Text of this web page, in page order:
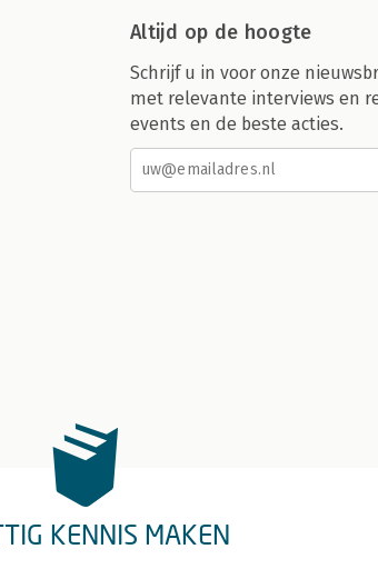
Altijd op de hoogte
Schrijf u in voor onze
met relevante interviews en
events en de beste acties.
KENNIS MAKEN